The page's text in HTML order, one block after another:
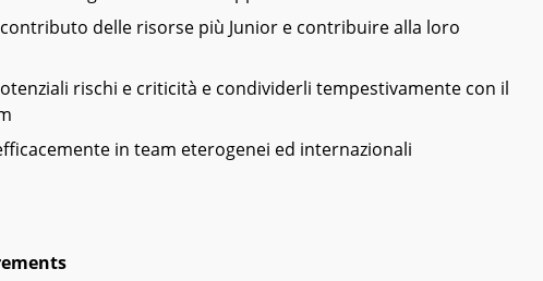
delle risorse più Junior e contribuire alla loro
rischi e criticità e condividerli tempestivamente con il
in team eterogenei ed internazionali